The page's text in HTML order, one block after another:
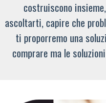
costruiscono
ascoltarti, capire che
ti proporremo una
comprare ma le